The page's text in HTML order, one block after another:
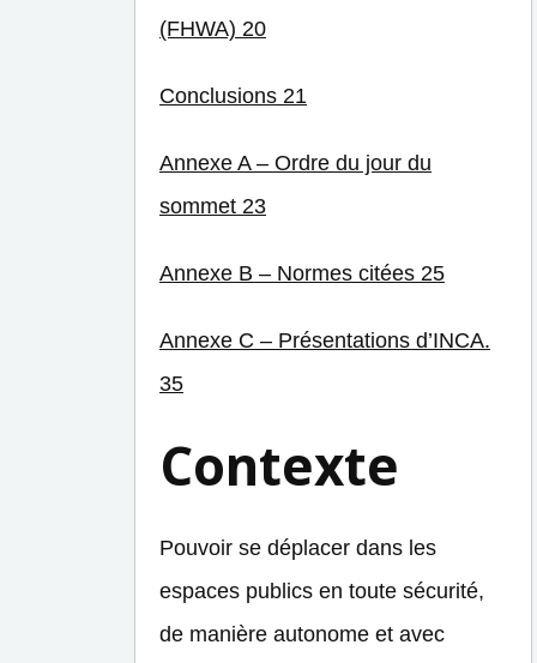
(FHWA) 20
Conclusions 21
Annexe A – Ordre du jour du
sommet 23
Annexe B – Normes citées 25
Annexe C – Présentations d’INCA.
35
Contexte
Pouvoir se déplacer dans les
espaces publics en toute sécurité,
de manière autonome et avec